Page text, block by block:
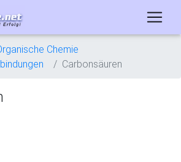
Chemie
Carbonsäuren